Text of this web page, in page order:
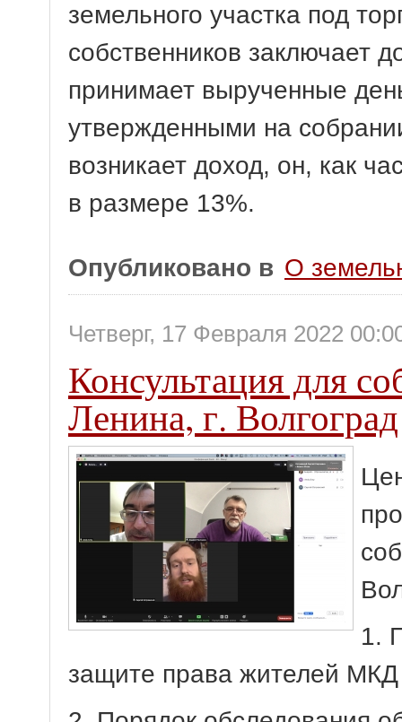
земельного участка под
собственников заключает
принимает вырученные
утвержденными на
возникает доход, он, как
в размере 13%.
Опубликовано в О
Четверг, 17 Февраля 2022
Консультация для
Ленина, г. Волгоград
1.
защите права жителей